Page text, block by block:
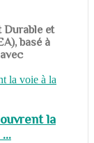
Durable et
basé à
la